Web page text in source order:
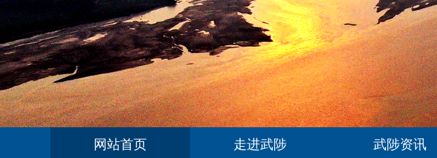
网站首页 走进武陟 武陟资讯